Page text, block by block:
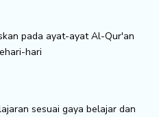
pada ayat-ayat Al-Qur'an
hari
sesuai gaya belajar dan